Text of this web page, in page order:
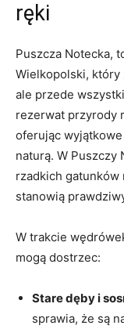
ręki
Puszcza ⁣Notecka,
Wielkopolski, który
ale przede‌
rezerwat przyrody
oferując
naturą. W Puszczy
⁤rzadkich
stanowią
W‍ trakcie
mogą ⁣dostrzec:
Stare​ dęby i
sprawia, że są